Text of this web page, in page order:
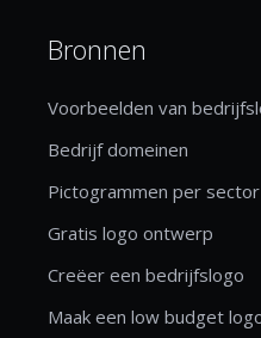
Bronnen
Voorbeelden van
Bedrijf domeinen
Pictogrammen per sector
Gratis logo ontwerp
Creëer een bedrijfslogo
Maak een low budget